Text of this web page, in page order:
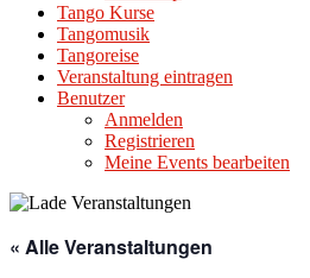
Tango Kurse
Tangomusik
Tangoreise
Veranstaltung eintragen
Benutzer
Anmelden
Registrieren
Meine Events bearbeiten
« Alle Veranstaltungen